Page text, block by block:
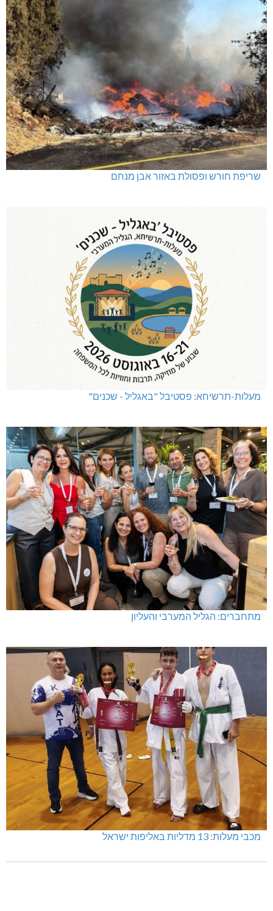
שריפת חורש ופסולת באזור אבן מנחם
מעלות-תרשיחא: פסטיבל "באגליל - שכנים"
מתחברים: הגליל המערבי והעליון
מכבי מעלות: 13 מדליות באליפות ישראל